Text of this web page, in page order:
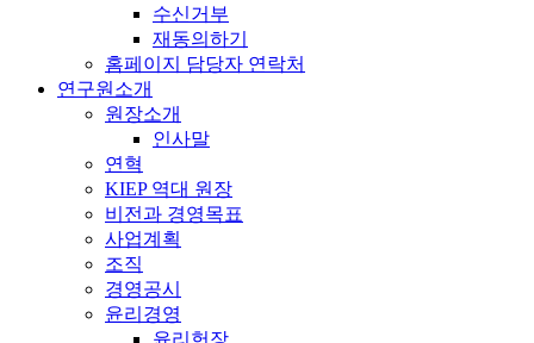
수신거부
재동의하기
홈페이지 담당자 연락처
연구원소개
원장소개
인사말
연혁
KIEP 역대 원장
비전과 경영목표
사업계획
조직
경영공시
윤리경영
윤리헌장